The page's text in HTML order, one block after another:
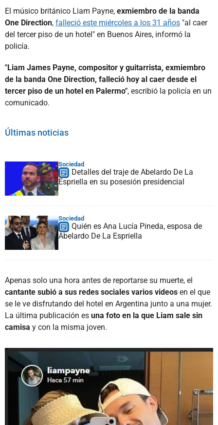
El músico británico Liam Payne, exmiembro de la banda
One Direction, falleció este miércoles a los 31 años "al caer
del tercer piso de un hotel" en Buenos Aires, informó la
policía.
"Liam James Payne, compositor y guitarrista, exmiembro
de la banda One Direction, falleció hoy al caer desde el
tercer piso de un hotel en Palermo", escribió la policía en un
comunicado.
Últimas noticias
Sociedad
Detalles del traje de Abelardo De La
Espriella en su posesión presidencial
Sociedad
Quién es Ana Lucía Pineda, esposa de
Abelardo De La Espriella
Apenas solo una hora antes de reportarse su muerte, el
cantante subió a sus redes sociales varios videos en el que
se le ve disfrutando del hotel en Argentina junto a una mujer.
La última publicación es una foto en la que Liam sale sin
camisa y con la misma joven.